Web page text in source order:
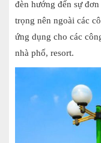
đèn hướng đến sự
trọng nên ngoài các
ứng dụng cho các
nhà phố, resort.